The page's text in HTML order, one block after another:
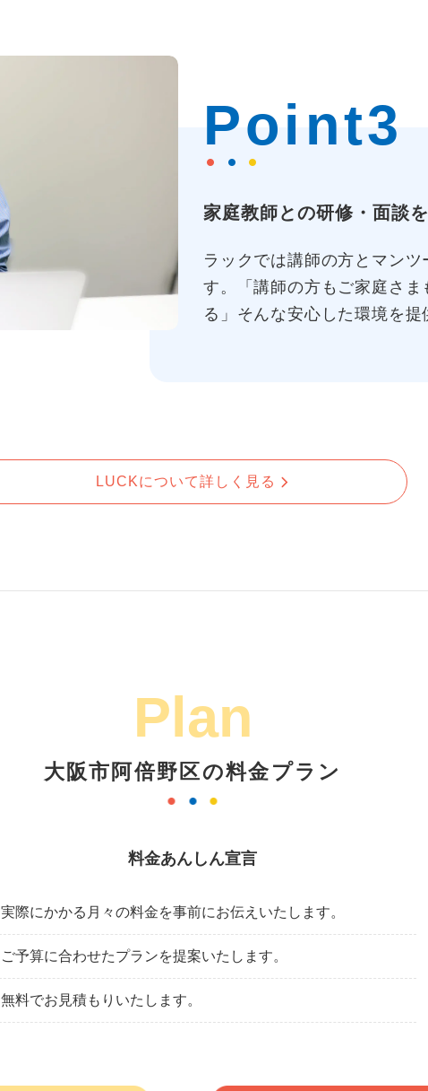
Point3
家庭教師との研修・面談
ラックでは講師の方とマン
す。「講師の方もご家庭さ
る」そんな安心した環境を提
LUCKについて詳しく見る
Plan
大阪市阿倍野区の料金プラン
料金あんしん宣言
実際にかかる月々の料金を事前にお伝えいたします。
ご予算に合わせたプランを提案いたします。
無料でお見積もりいたします。